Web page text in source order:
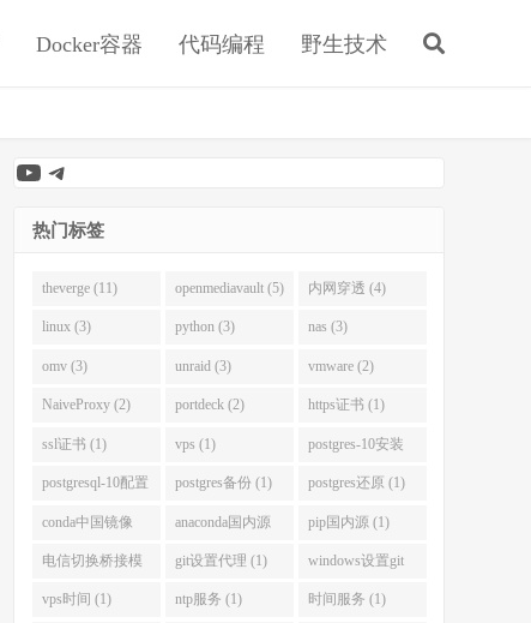
Docker容器 代码编程 野生技术
YouTube
Telegram
热门标签
theverge (11) openmediavault (5) 内网穿透 (4)
linux (3) python (3) nas (3)
omv (3) unraid (3) vmware (2)
NaiveProxy (2) portdeck (2) https证书 (1)
ssl证书 (1) vps (1) postgres-10安装
(1)
postgresql-10配置
(1)
postgres备份 (1) postgres还原 (1)
conda中国镜像
(1)
anaconda国内源
(1)
pip国内源 (1)
电信切换桥接模
式 (1)
git设置代理 (1) windows设置git
代理 (1)
vps时间 (1) ntp服务 (1) 时间服务 (1)